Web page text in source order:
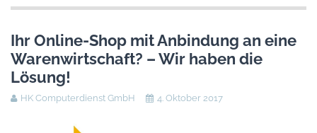
Ihr Online-Shop mit Anbindung an eine
Warenwirtschaft? – Wir haben die
Lösung!
HK Computerdienst GmbH 4. Oktober 2017